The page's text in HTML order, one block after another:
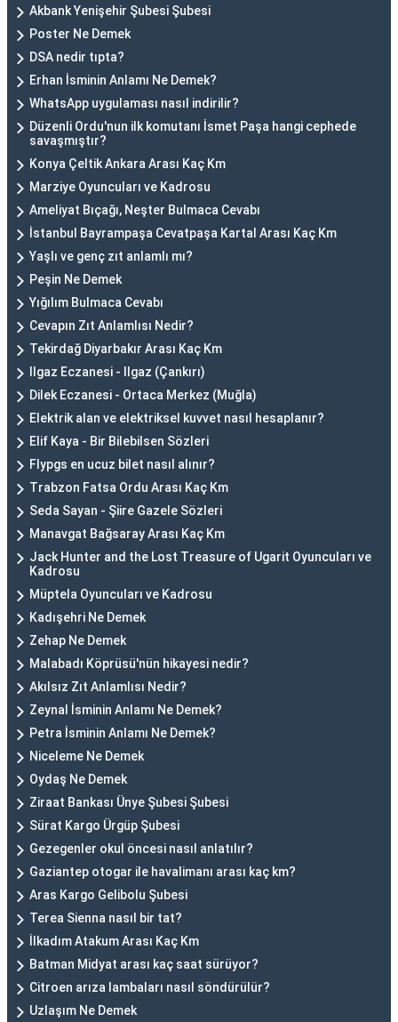
Akbank Yenişehir Şubesi Şubesi
Poster Ne Demek
DSA nedir tıpta?
Erhan İsminin Anlamı Ne Demek?
WhatsApp uygulaması nasıl indirilir?
Düzenli Ordu'nun ilk komutanı İsmet Paşa hangi cephede
savaşmıştır?
Konya Çeltik Ankara Arası Kaç Km
Marziye Oyuncuları ve Kadrosu
Ameliyat Bıçağı, Neşter Bulmaca Cevabı
İstanbul Bayrampaşa Cevatpaşa Kartal Arası Kaç Km
Yaşlı ve genç zıt anlamlı mı?
Peşin Ne Demek
Yığılım Bulmaca Cevabı
Cevapın Zıt Anlamlısı Nedir?
Tekirdağ Diyarbakır Arası Kaç Km
Ilgaz Eczanesi - Ilgaz (Çankırı)
Dilek Eczanesi - Ortaca Merkez (Muğla)
Elektrik alan ve elektriksel kuvvet nasıl hesaplanır?
Elif Kaya - Bir Bilebilsen Sözleri
Flypgs en ucuz bilet nasıl alınır?
Trabzon Fatsa Ordu Arası Kaç Km
Seda Sayan - Şiire Gazele Sözleri
Manavgat Bağsaray Arası Kaç Km
Jack Hunter and the Lost Treasure of Ugarit Oyuncuları ve
Kadrosu
Müptela Oyuncuları ve Kadrosu
Kadışehri Ne Demek
Zehap Ne Demek
Malabadı Köprüsü'nün hikayesi nedir?
Akılsız Zıt Anlamlısı Nedir?
Zeynal İsminin Anlamı Ne Demek?
Petra İsminin Anlamı Ne Demek?
Niceleme Ne Demek
Oydaş Ne Demek
Ziraat Bankası Ünye Şubesi Şubesi
Sürat Kargo Ürgüp Şubesi
Gezegenler okul öncesi nasıl anlatılır?
Gaziantep otogar ile havalimanı arası kaç km?
Aras Kargo Gelibolu Şubesi
Terea Sienna nasıl bir tat?
İlkadım Atakum Arası Kaç Km
Batman Midyat arası kaç saat sürüyor?
Citroen arıza lambaları nasıl söndürülür?
Uzlaşım Ne Demek